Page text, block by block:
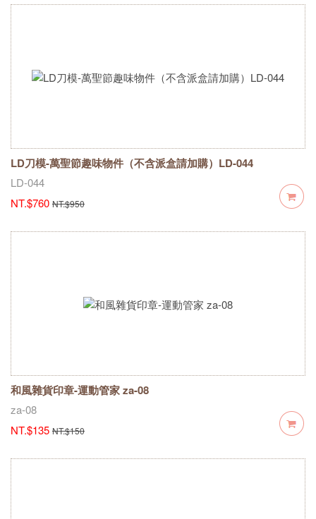
LD刀模-萬聖節趣味物件（不含派盒請加購）LD-044
LD-044
NT.$760 NT.$950
和風雜貨印章-運動管家 za-08
za-08
NT.$135 NT.$150